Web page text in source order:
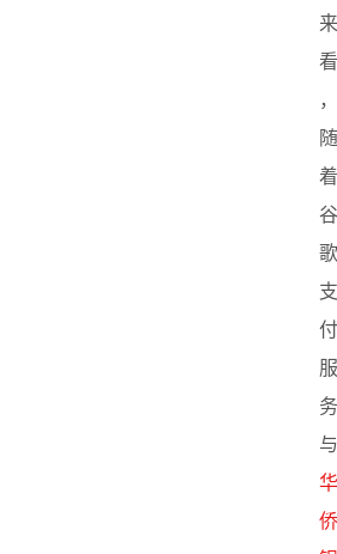
来
看
，
随
着
谷
歌
支
付
服
务
与
华
侨